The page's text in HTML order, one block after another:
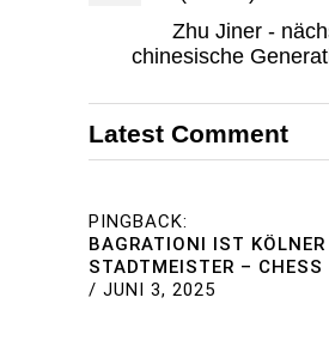
Zhu Jiner -
chinesische
Latest Comment
PINGBACK:
BAGRATIONI IST KÖLNER
STADTMEISTER – CHESS
/ JUNI 3, 2025